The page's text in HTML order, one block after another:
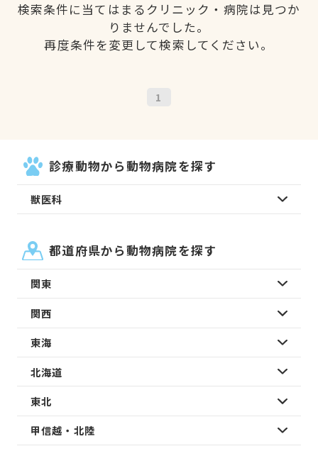
検索条件に当てはまるクリニック・病院は見つか
りませんでした。
再度条件を変更して検索してください。
1
診療動物から動物病院を探す
獣医科
都道府県から動物病院を探す
関東
関西
東海
北海道
東北
甲信越・北陸